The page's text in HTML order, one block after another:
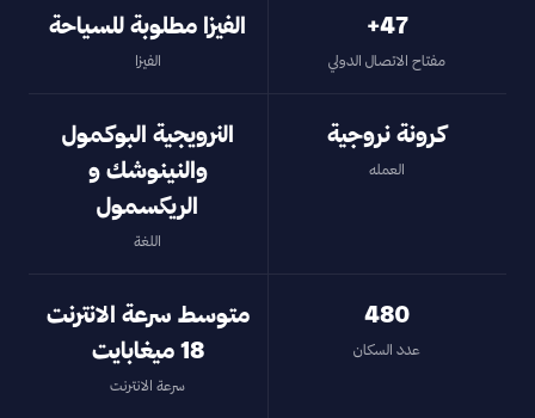
47+
مفتاح الاتصال الدولي
الفيزا مطلوبة للسياحة
الفيزا
كرونة نروجية
العمله
النرويجية البوكمول
والنينوشك و
الريكسمول
اللغة
480
عدد السكان
متوسط سرعة الانترنت
18 ميغابايت
سرعة الانترنت